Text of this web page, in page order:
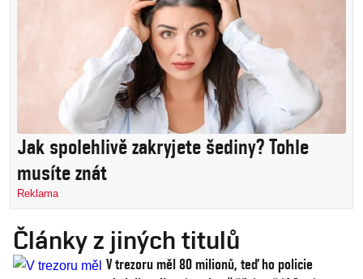
Jak spolehlivě zakryjete šediny? Tohle
musíte znát
Reklama
Články z jiných titulů
V trezoru měl 80 milionů, teď ho policie